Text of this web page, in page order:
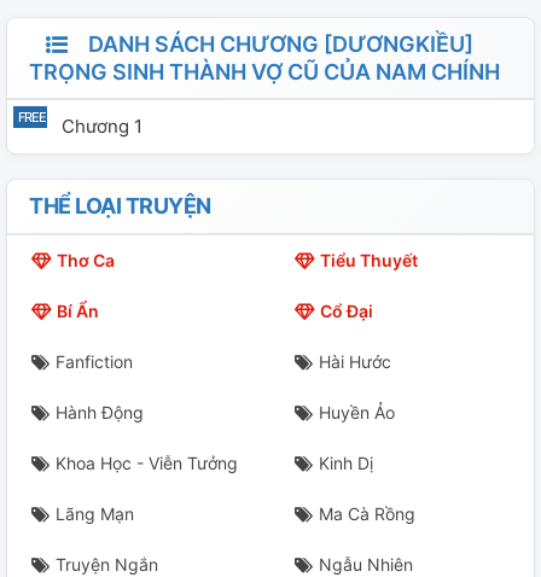
DANH SÁCH CHƯƠNG [DƯƠNGKIỀU]
TRỌNG SINH THÀNH VỢ CŨ CỦA NAM CHÍNH
Chương 1
THỂ LOẠI TRUYỆN
Thơ Ca Tiểu Thuyết
Bí Ẩn Cổ Đại
Fanfiction Hài Hước
Hành Động Huyền Ảo
Khoa Học - Viễn Tưởng Kinh Dị
Lãng Mạn Ma Cà Rồng
Truyện Ngắn Ngẫu Nhiên